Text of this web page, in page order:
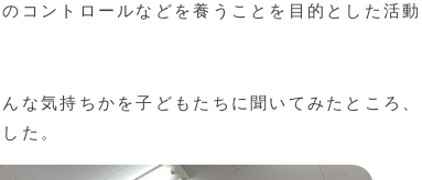
コントロールなどを養うことを目的とした活動
な気持ちかを子どもたちに聞いてみたところ
た。